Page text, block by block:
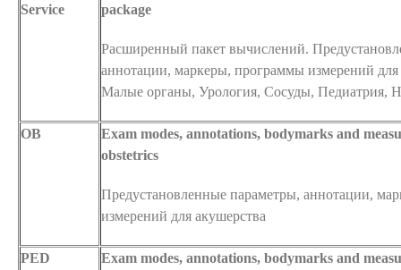
Service
package
Расширенный пакет вычислений.
аннотации, маркеры, программы измерений
Малые органы, Урология, Сосуды, Педиатрия,
OB
Exam modes, annotations, bodymarks and
obstetrics
Предустановленные параметры, аннотации,
измерений для акушерства
PED
Exam modes, annotations, bodymarks and